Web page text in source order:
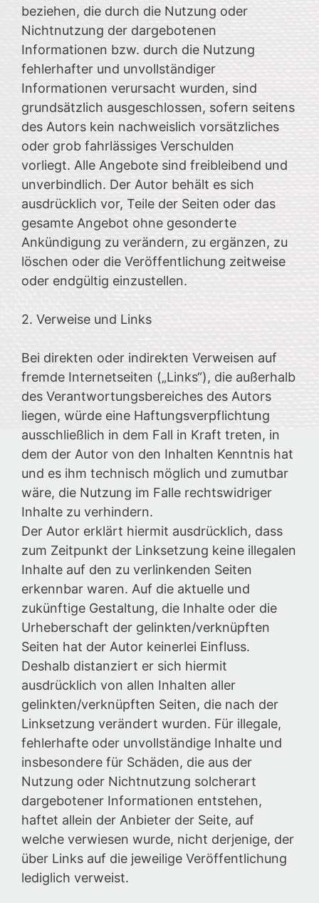
beziehen, die durch die Nutzung oder
Nichtnutzung der dargebotenen
Informationen bzw. durch die Nutzung
fehlerhafter und unvollständiger
Informationen verursacht wurden, sind
grundsätzlich ausgeschlossen, sofern seitens
des Autors kein nachweislich vorsätzliches
oder grob fahrlässiges Verschulden
vorliegt. Alle Angebote sind freibleibend und
unverbindlich. Der Autor behält es sich
ausdrücklich vor, Teile der Seiten oder das
gesamte Angebot ohne gesonderte
Ankündigung zu verändern, zu ergänzen, zu
löschen oder die Veröffentlichung zeitweise
oder endgültig einzustellen.
2. Verweise und Links
Bei direkten oder indirekten Verweisen auf
fremde Internetseiten („Links“), die außerhalb
des Verantwortungsbereiches des Autors
liegen, würde eine Haftungsverpflichtung
ausschließlich in dem Fall in Kraft treten, in
dem der Autor von den Inhalten Kenntnis hat
und es ihm technisch möglich und zumutbar
wäre, die Nutzung im Falle rechtswidriger
Inhalte zu verhindern.
Der Autor erklärt hiermit ausdrücklich, dass
zum Zeitpunkt der Linksetzung keine illegalen
Inhalte auf den zu verlinkenden Seiten
erkennbar waren. Auf die aktuelle und
zukünftige Gestaltung, die Inhalte oder die
Urheberschaft der gelinkten/verknüpften
Seiten hat der Autor keinerlei Einfluss.
Deshalb distanziert er sich hiermit
ausdrücklich von allen Inhalten aller
gelinkten/verknüpften Seiten, die nach der
Linksetzung verändert wurden. Für illegale,
fehlerhafte oder unvollständige Inhalte und
insbesondere für Schäden, die aus der
Nutzung oder Nichtnutzung solcherart
dargebotener Informationen entstehen,
haftet allein der Anbieter der Seite, auf
welche verwiesen wurde, nicht derjenige, der
über Links auf die jeweilige Veröffentlichung
lediglich verweist.